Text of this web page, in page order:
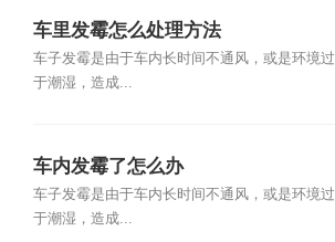
车里发霉怎么处理方法
车子发霉是由于车内长时间不通风，或是环境过
于潮湿，造成...
车内发霉了怎么办
车子发霉是由于车内长时间不通风，或是环境过
于潮湿，造成...